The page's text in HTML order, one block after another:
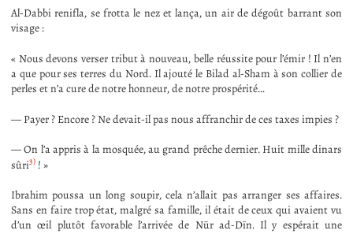
Al-Dabbi renifla, se frotta le nez et lança, un air de dégoût barrant son
visage :
« Nous devons verser tribut à nouveau, belle réussite pour l’émir ! Il n’en
a que pour ses terres du Nord. Il ajouté le Bilad al-Sham à son collier de
perles et n’a cure de notre honneur, de notre prospérité…
— Payer ? Encore ? Ne devait-il pas nous affranchir de ces taxes impies ?
— On l’a appris à la mosquée, au grand prêche dernier. Huit mille dinars
sûri3) ! »
Ibrahim poussa un long soupir, cela n’allait pas arranger ses affaires.
Sans en faire trop état, malgré sa famille, il était de ceux qui avaient vu
d’un œil plutôt favorable l’arrivée de Nūr ad-Dīn. Il y espérait une